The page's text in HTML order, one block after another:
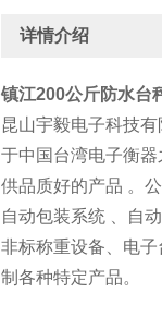
详情介绍
镇江200公斤防水台
昆山宇毅电子科技
于中国台湾电子衡
供品质好的产品 。
自动包装系统 、自
非标称重设备、电
制各种特定产品。